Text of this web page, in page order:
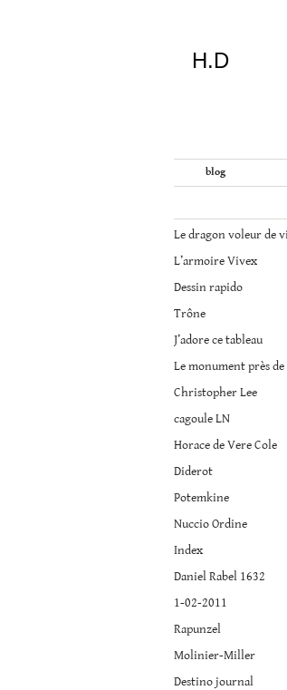
H.D
la
on
devrait
tout
essayer
l'inceste
et
folklorique"
Christopher
blog
L’armoire Vivex
Dessin rapido
Trône
J’adore ce tableau
Christopher Lee
cagoule LN
Horace de Vere Cole
Diderot
Potemkine
Nuccio Ordine
Index
Daniel Rabel 1632
1-02-2011
Rapunzel
Molinier-Miller
Destino journal